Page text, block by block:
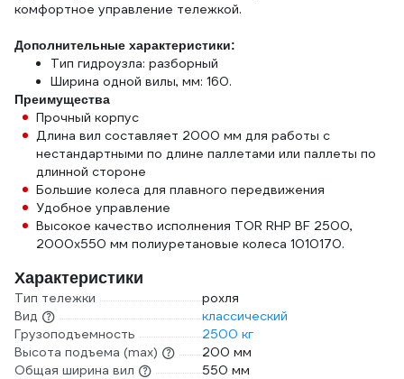
комфортное управление тележкой.
Дополнительные характеристики:
Тип гидроузла: разборный
Ширина одной вилы, мм: 160.
Преимущества
Прочный корпус
Длина вил составляет 2000 мм для работы с
нестандартными по длине паллетами или паллеты по
длинной стороне
Большие колеса для плавного передвижения
Удобное управление
Высокое качество исполнения TOR RHP BF 2500,
2000х550 мм полиуретановые колеса 1010170.
Характеристики
Тип тележки
рохля
Вид
классический
Грузоподъемность
2500 кг
Высота подъема (max)
200 мм
Общая ширина вил
550 мм